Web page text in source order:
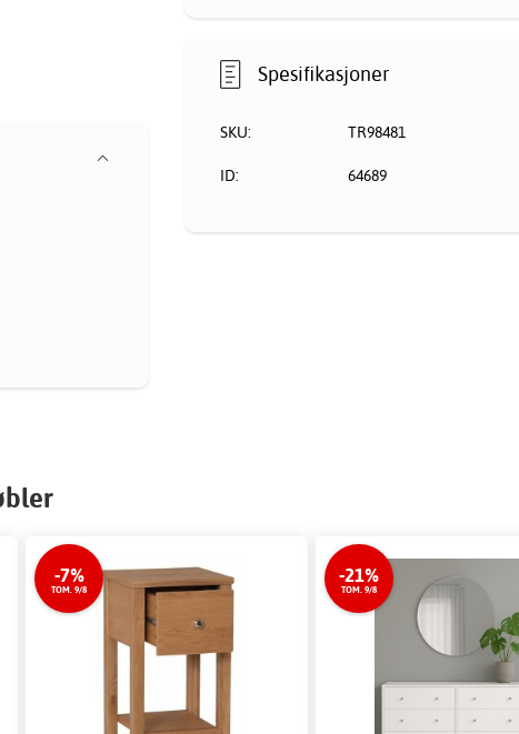
Spesifikasjoner
SKU: TR98481
ID: 64689
-7%
TOM. 9/8
-21%
TOM. 9/8